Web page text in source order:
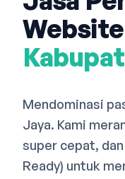
Mendominasi
Jaya. Kami
super cepat,
Ready) untuk